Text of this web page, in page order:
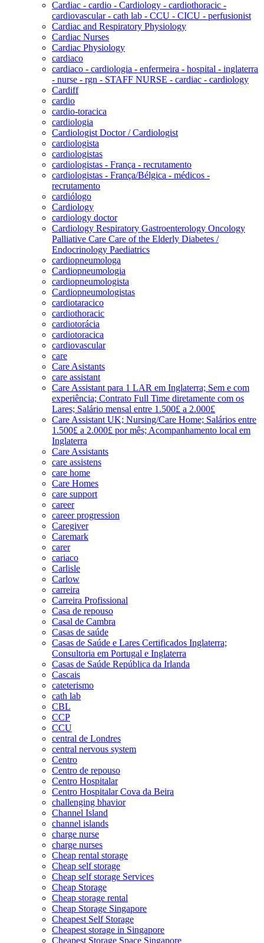
Cardiac - cardio - Cardiology - cardiothoracic -
cardiovascular - cath lab - CCU - CICU - perfusionist
Cardiac and Respiratory Physiology
Cardiac Nurses
Cardiac Physiology
cardiaco
cardiaco - cardiologia - enfermeira - hospital - inglaterra
- nurse - rgn - STAFF NURSE - cardiac - cardiology
Cardiff
cardio
cardio-toracica
cardiologia
Cardiologist Doctor / Cardiologist
cardiologista
cardiologistas
cardiologistas - França - recrutamento
cardiologistas - França/Bélgica - médicos -
recrutamento
cardiólogo
Cardiology
cardiology doctor
Cardiology Respiratory Gastroenterology Oncology
Palliative Care Care of the Elderly Diabetes /
Endocrinology Paediatrics
cardiopneumologa
Cardiopneumologia
cardiopneumologista
Cardiopneumologistas
cardiotaracico
cardiothoracic
cardiotorácia
cardiotoracica
cardiovascular
care
Care Asistants
care assistant
Care Assistant para 1 LAR em Inglaterra; Sem e com
experiência; Contrato Full Time diretamente com os
Lares; Salário mensal entre 1.500£ a 2.000£
Care Assistant UK; Nursing/Care Home; Salários entre
1.500£ a 2.000£ por mês; Acompanhamento local em
Inglaterra
Care Assistants
care assistens
care home
Care Homes
care support
career
career progression
Caregiver
Caremark
carer
cariaco
Carlisle
Carlow
carreira
Carreira Profissional
Casa de repouso
Casal de Cambra
Casas de saúde
Casas de Saúde e Lares Certificados Inglaterra;
Consultoria em Portugal e Inglaterra
Casas de Saúde República da Irlanda
Cascais
cateterismo
cath lab
CBL
CCP
CCU
central de Londres
central nervous system
Centro
Centro de repouso
Centro Hospitalar
Centro Hospitalar Cova da Beira
challenging bhavior
Channel Island
channel islands
charge nurse
charge nurses
Cheap rental storage
Cheap self storage
Cheap self storage Services
Cheap Storage
Cheap storage rental
Cheap Storage Singapore
Cheapest Self Storage
Cheapest storage in Singapore
Cheapest Storage Space Singapore